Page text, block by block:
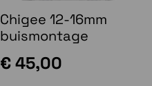
Chigee 12-16mm
buismontage
€ 45,00